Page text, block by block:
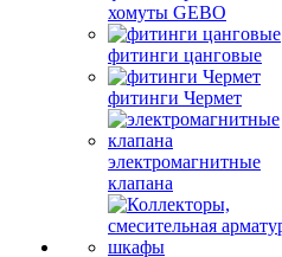
хомуты GEBO
фитинги цанговые
фитинги Чермет
электромагнитные
клапана